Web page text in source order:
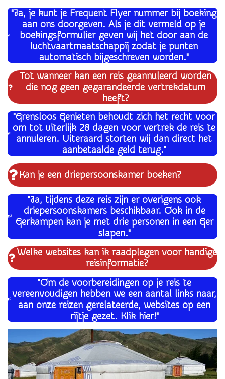
"Ja, je kunt je Frequent Flyer nummer bij boeking
aan ons doorgeven. Als je dit vermeld op je
boekingsformulier geven wij het door aan de
luchtvaartmaatschappij zodat je punten
automatisch bijgeschreven worden."
Tot wanneer kan een reis geannuleerd worden
die nog geen gegarandeerde vertrekdatum
heeft?
"Grensloos Genieten behoudt zich het recht voor
om tot uiterlijk 28 dagen voor vertrek de reis te
annuleren. Uiteraard storten wij dan direct het
aanbetaalde geld terug."
Kan je een driepersoonskamer boeken?
"Ja, tijdens deze reis zijn er overigens ook
driepersoonskamers beschikbaar. Ook in de
Gerkampen kan je met drie personen in een Ger
slapen."
Welke websites kan ik raadplegen voor handige
reisinformatie?
"Om de voorbereidingen op je reis te
vereenvoudigen hebben we een aantal links naar,
aan onze reizen gerelateerde, websites op een
rijtje gezet. Klik hier!"